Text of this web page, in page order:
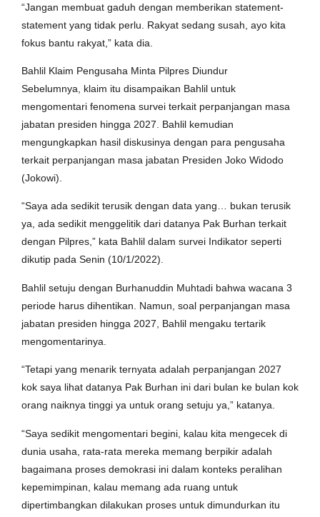
“Jangan membuat gaduh dengan memberikan statement-
statement yang tidak perlu. Rakyat sedang susah, ayo kita
fokus bantu rakyat,” kata dia.
Bahlil Klaim Pengusaha Minta Pilpres Diundur
Sebelumnya, klaim itu disampaikan Bahlil untuk
mengomentari fenomena survei terkait perpanjangan masa
jabatan presiden hingga 2027. Bahlil kemudian
mengungkapkan hasil diskusinya dengan para pengusaha
terkait perpanjangan masa jabatan Presiden Joko Widodo
(Jokowi).
“Saya ada sedikit terusik dengan data yang… bukan terusik
ya, ada sedikit menggelitik dari datanya Pak Burhan terkait
dengan Pilpres,” kata Bahlil dalam survei Indikator seperti
dikutip pada Senin (10/1/2022).
Bahlil setuju dengan Burhanuddin Muhtadi bahwa wacana 3
periode harus dihentikan. Namun, soal perpanjangan masa
jabatan presiden hingga 2027, Bahlil mengaku tertarik
mengomentarinya.
“Tetapi yang menarik ternyata adalah perpanjangan 2027
kok saya lihat datanya Pak Burhan ini dari bulan ke bulan kok
orang naiknya tinggi ya untuk orang setuju ya,” katanya.
“Saya sedikit mengomentari begini, kalau kita mengecek di
dunia usaha, rata-rata mereka memang berpikir adalah
bagaimana proses demokrasi ini dalam konteks peralihan
kepemimpinan, kalau memang ada ruang untuk
dipertimbangkan dilakukan proses untuk dimundurkan itu